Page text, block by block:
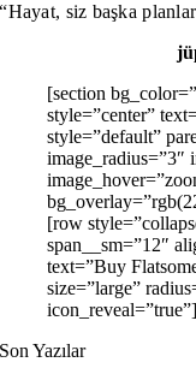
“Hayat, siz başka
[section
style=”center”
style=”default”
image_radius=”3″
[row
span__sm=”12″
text=”Buy
size=”large”
Son Yazılar